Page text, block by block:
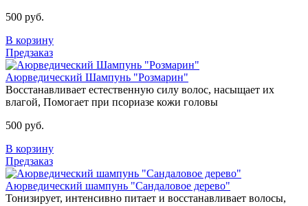
500 руб.
В корзину
Предзаказ
Аюрведический Шампунь "Розмарин"
Восстанавливает естественную силу волос, насыщает их
влагой, Помогает при псориазе кожи головы
500 руб.
В корзину
Предзаказ
Аюрведический шампунь "Сандаловое дерево"
Тонизирует, интенсивно питает и восстанавливает волосы,